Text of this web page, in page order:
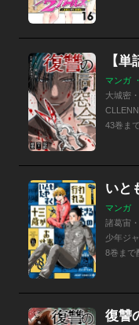
【
マンガ
大城密
43巻ま
マンガ
諸葛宙
少年ジ
8巻まで
復讐